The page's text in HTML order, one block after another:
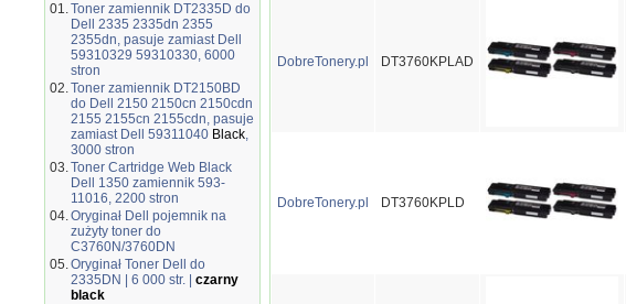
01.Toner zamiennik DT2335D do
Dell 2335 2335dn 2355
2355dn, pasuje zamiast Dell
59310329 59310330, 6000
stron
02.Toner zamiennik DT2150BD
do Dell 2150 2150cn 2150cdn
2155 2155cn 2155cdn, pasuje
zamiast Dell 59311040 Black,
3000 stron
03.Toner Cartridge Web Black
Dell 1350 zamiennik 593-
11016, 2200 stron
04.Oryginał Dell pojemnik na
zużyty toner do
C3760N/3760DN
05.Oryginał Toner Dell do
2335DN | 6 000 str. |
czarny
black
DobreTonery.pl DT3760KPLAD
DobreTonery.pl DT3760KPLD